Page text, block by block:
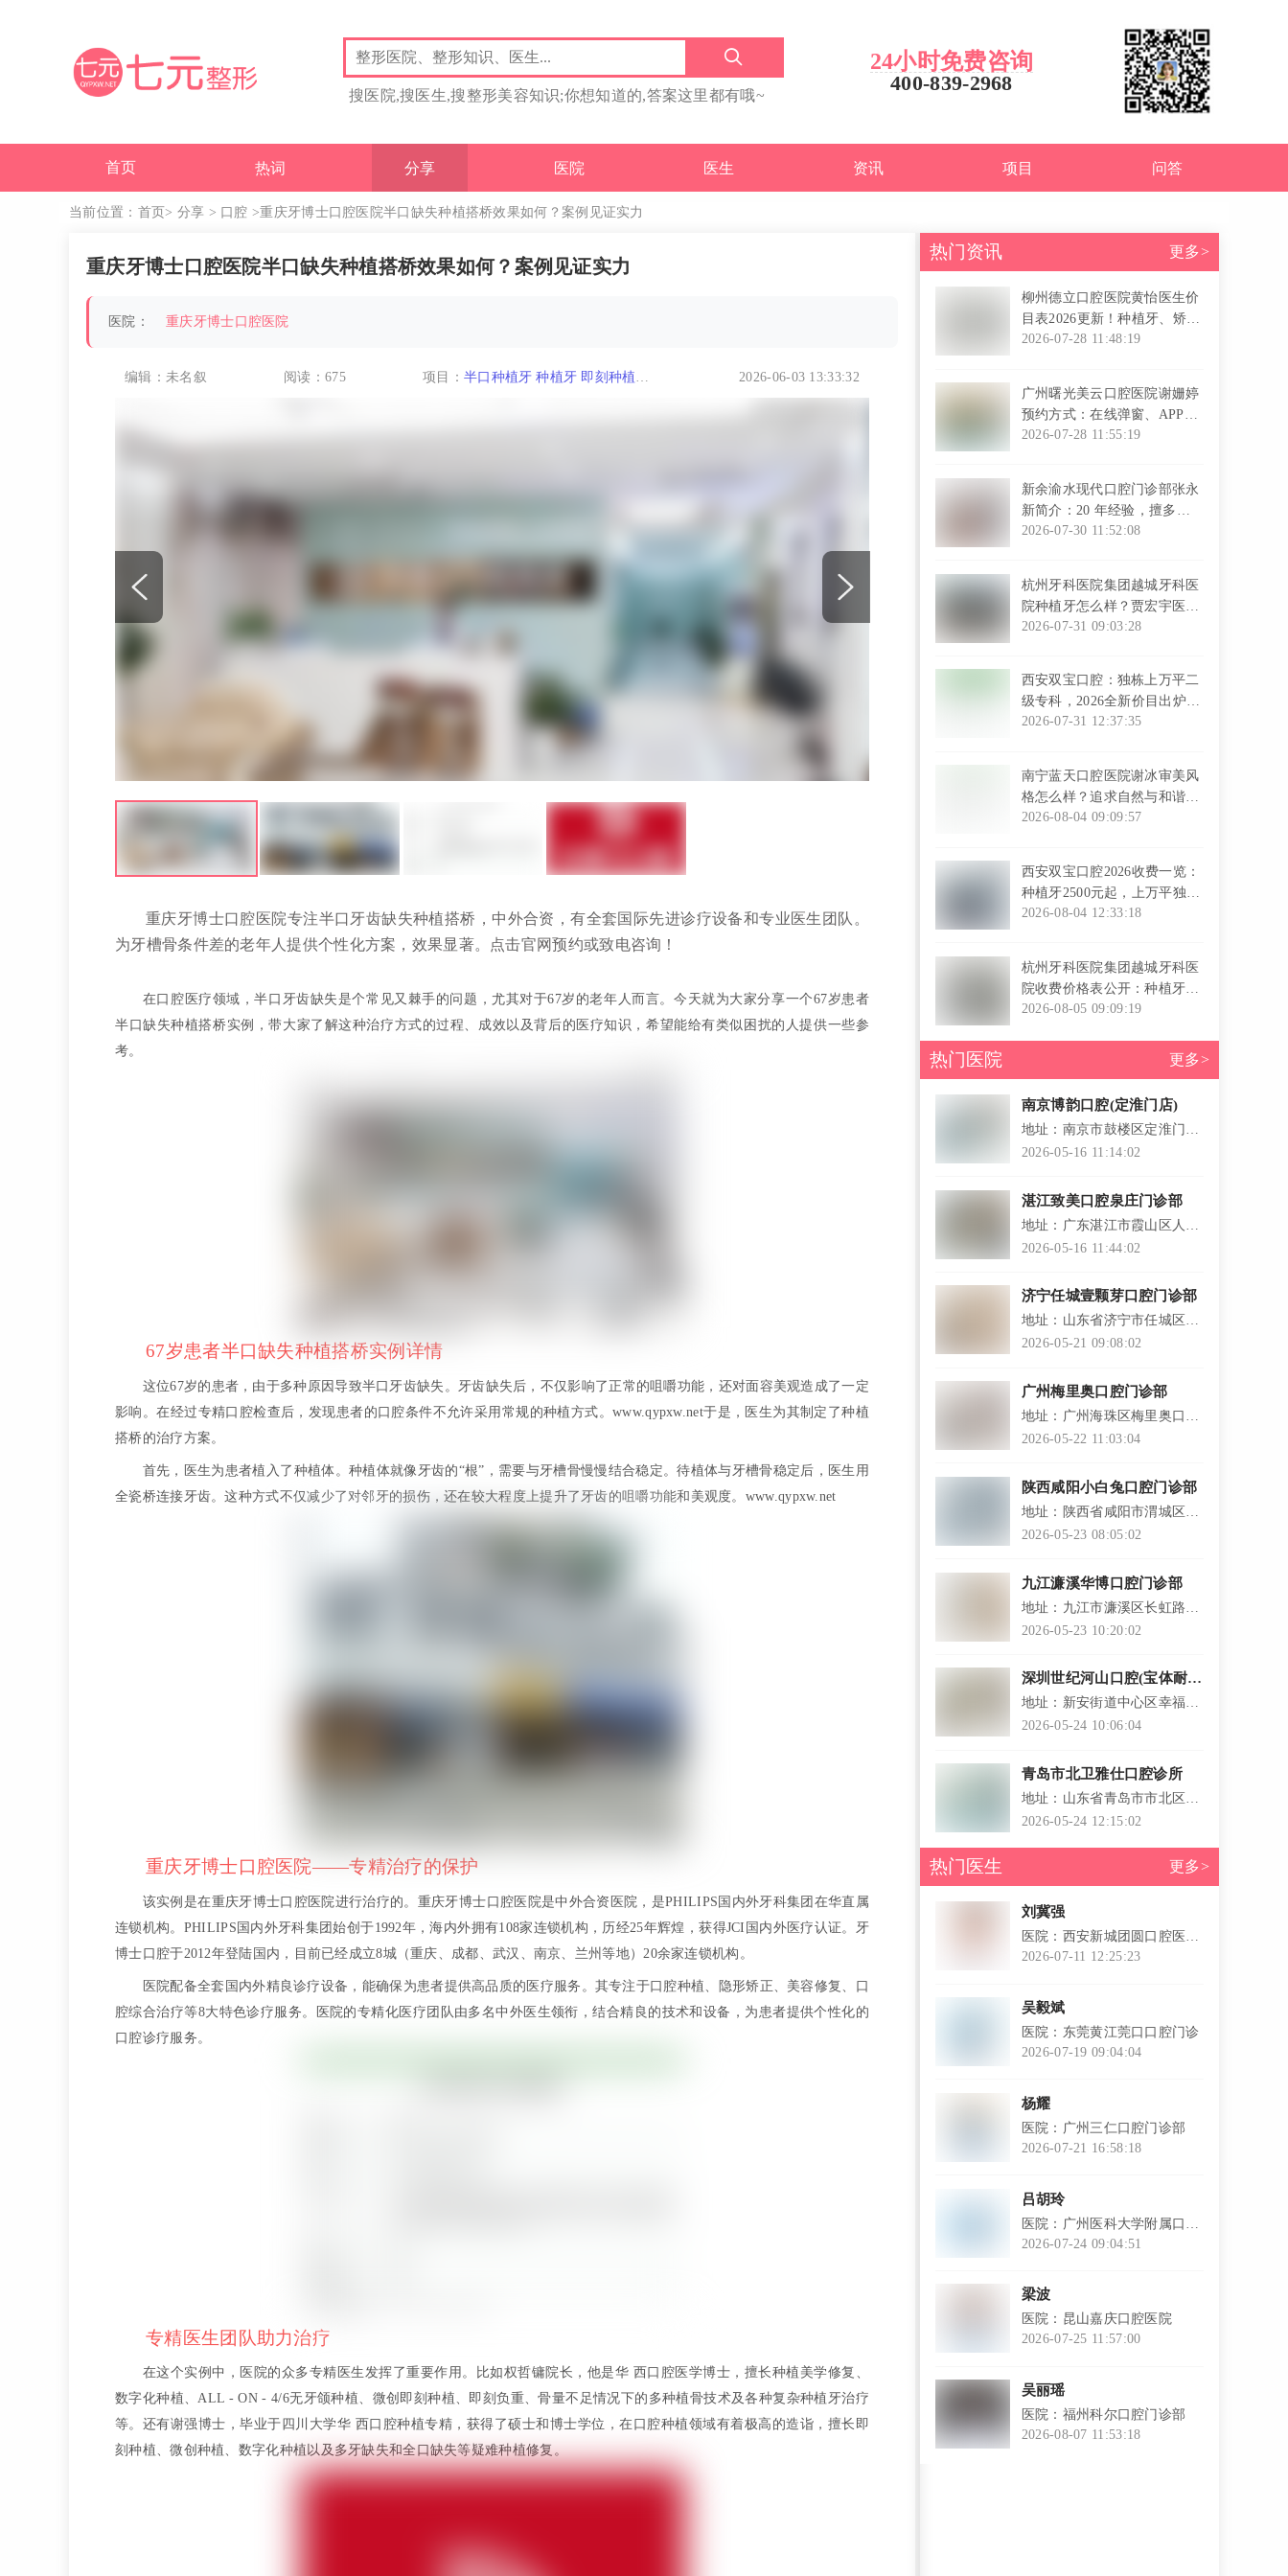
搜医院,搜医生,搜整形美容知识;你想知道的,答案这里都有哦~
24小时免费咨询
400-839-2968
首页 热词 分享 医院 医生 资讯 项目 问答
当前位置： 首页> 分享 > 口腔 >重庆牙博士口腔医院半口缺失种植搭桥效果如何？案例见证实力
重庆牙博士口腔医院半口缺失种植搭桥效果如何？案例见证实力
医院： 重庆牙博士口腔医院
编辑：未名叙 阅读： 675 项目： 半口种植牙 种植牙 即刻种植牙
2026-06-03 13:33:32
重庆牙博士口腔医院专注半口牙齿缺失种植搭桥，中外合资，有全套国际先进诊疗设备和专业医生团队。
为牙槽骨条件差的老年人提供个性化方案，效果显著。点击官网预约或致电咨询！
在口腔医疗领域，半口牙齿缺失是个常见又棘手的问题，尤其对于67岁的老年人而言。今天就为大家分享一个67岁患者
半口缺失种植搭桥实例，带大家了解这种治疗方式的过程、成效以及背后的医疗知识，希望能给有类似困扰的人提供一些参
考。
67岁患者半口缺失种植搭桥实例详情
这位67岁的患者，由于多种原因导致半口牙齿缺失。牙齿缺失后，不仅影响了正常的咀嚼功能，还对面容美观造成了一定
影响。在经过专精口腔检查后，发现患者的口腔条件不允许采用常规的种植方式。www.qypxw.net于是，医生为其制定了种植
搭桥的治疗方案。
首先，医生为患者植入了种植体。种植体就像牙齿的“根”，需要与牙槽骨慢慢结合稳定。待植体与牙槽骨稳定后，医生用
全瓷桥连接牙齿。这种方式不仅减少了对邻牙的损伤，还在较大程度上提升了牙齿的咀嚼功能和美观度。www.qypxw.net
重庆牙博士口腔医院——专精治疗的保护
该实例是在重庆牙博士口腔医院进行治疗的。重庆牙博士口腔医院是中外合资医院，是PHILIPS国内外牙科集团在华直属
连锁机构。PHILIPS国内外牙科集团始创于1992年，海内外拥有108家连锁机构，历经25年辉煌，获得JCI国内外医疗认证。牙
博士口腔于2012年登陆国内，目前已经成立8城（重庆、成都、武汉、南京、兰州等地）20余家连锁机构。
医院配备全套国内外精良诊疗设备，能确保为患者提供高品质的医疗服务。其专注于口腔种植、隐形矫正、美容修复、口
腔综合治疗等8大特色诊疗服务。医院的专精化医疗团队由多名中外医生领衔，结合精良的技术和设备，为患者提供个性化的
口腔诊疗服务。
专精医生团队助力治疗
在这个实例中，医院的众多专精医生发挥了重要作用。比如权哲镛院长，他是华 西口腔医学博士，擅长种植美学修复、
数字化种植、ALL - ON - 4/6无牙颌种植、微创即刻种植、即刻负重、骨量不足情况下的多种植骨技术及各种复杂种植牙治疗
等。还有谢强博士，毕业于四川大学华 西口腔种植专精，获得了硕士和博士学位，在口腔种植领域有着极高的造诣，擅长即
刻种植、微创种植、数字化种植以及多牙缺失和全口缺失等疑难种植修复。
热门资讯 更多>
柳州德立口腔医院黄怡医生价
目表2026更新！种植牙、矫正
费用全公开，速收藏！
2026-07-28 11:48:19
广州曙光美云口腔医院谢姗婷
预约方式：在线弹窗、APP、
电话皆可
2026-07-28 11:55:19
新余渝水现代口腔门诊部张永
新简介：20 年经验，擅多项
目诊疗
2026-07-30 11:52:08
杭州牙科医院集团越城牙科医
院种植牙怎么样？贾宏宇医生
技术超赞
2026-07-31 09:03:28
西安双宝口腔：独栋上万平二
级专科，2026全新价目出炉，
皓圣种植牙3977元起，患者赞
2026-07-31 12:37:35
南宁蓝天口腔医院谢冰审美风
格怎么样？追求自然与和谐的
美学矫正典范
2026-08-04 09:09:57
西安双宝口腔2026收费一览：
种植牙2500元起，上万平独栋
诊疗+资深医师团队实力圈粉
2026-08-04 12:33:18
杭州牙科医院集团越城牙科医
院收费价格表公开：种植牙
2380元起、隐形矫正10800
2026-08-05 09:09:19
热门医院 更多>
南京博韵口腔(定淮门店)
地址：南京市鼓楼区定淮门大
街4号
2026-05-16 11:14:02
湛江致美口腔泉庄门诊部
地址：广东湛江市霞山区人民
大道中25号馨隆居首层2A-2D
2026-05-16 11:44:02
济宁任城壹颗芽口腔门诊部
地址：山东省济宁市任城区建
设北路97号
2026-05-21 09:08:02
广州梅里奥口腔门诊部
地址：广州海珠区梅里奥口腔
新港西路208号
2026-05-22 11:03:04
陕西咸阳小白兔口腔门诊部
地址：陕西省咸阳市渭城区人
民东路102号（永大官邸新健
2026-05-23 08:05:02
九江濂溪华博口腔门诊部
地址：九江市濂溪区长虹路99
号水木清华小区4栋3单元M01
2026-05-23 10:20:02
深圳世纪河山口腔(宝体耐思
店)
地址：新安街道中心区幸福海
岸2栋117
2026-05-24 10:06:04
青岛市北卫雅仕口腔诊所
地址：山东省青岛市市北区清
江路157号-29
2026-05-24 12:15:02
热门医生 更多>
刘冀强
医院：西安新城团圆口腔医院
（西安总院）
2026-07-11 12:25:23
吴毅斌
医院：东莞黄江莞口口腔门诊
2026-07-19 09:04:04
杨耀
医院：广州三仁口腔门诊部
2026-07-21 16:58:18
吕胡玲
医院：广州医科大学附属口腔
医院
2026-07-24 09:04:51
梁波
医院：昆山嘉庆口腔医院
2026-07-25 11:57:00
吴丽瑶
医院：福州科尔口腔门诊部
2026-08-07 11:53:18